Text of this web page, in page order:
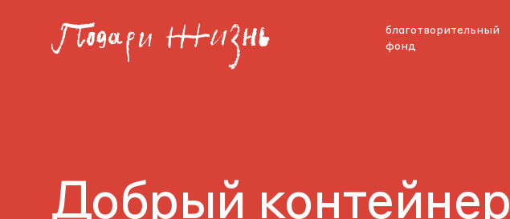
благотворительный
фонд
Добрый контейнер